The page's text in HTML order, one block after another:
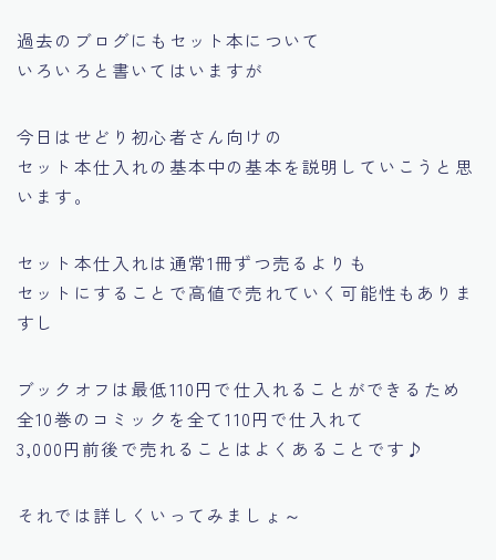
過去のブログにもセット本について
いろいろと書いてはいますが
今日はせどり初心者さん向けの
セット本仕入れの基本中の基本を説明していこうと思
います。
セット本仕入れは通常1冊ずつ売るよりも
セットにすることで高値で売れていく可能性もありま
すし
ブックオフは最低110円で仕入れることができるため
全10巻のコミックを全て110円で仕入れて
3,000円前後で売れることはよくあることです♪
それでは詳しくいってみましょ～